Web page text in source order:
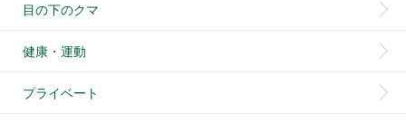
目の下のクマ
健康・運動
プライベート